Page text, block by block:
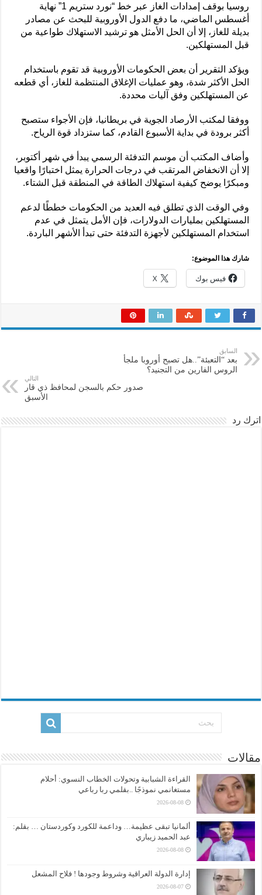
روسيا بوقف إمدادات الغاز عبر خط “نورد ستريم 1” نهاية
أغسطس الماضي، ما دفع الدول الأوروبية للبحث عن مصادر
بديلة للغاز، إلا أن الحل الأمثل هو ترشيد الاستهلاك طواعية من
قبل المستهلكين.
ويؤكد التقرير أن بعض الحكومات الأوروبية قد تقوم باستخدام
الحل الأكثر شدة، وهو عمليات الإغلاق المنتظمة للغاز، أي قطعه
عن المستهلكين وفق آليات محددة.
ووفقا لمكتب الأرصاد الجوية في بريطانيا، فإن الأجواء ستصبح
أكثر برودة في بداية الأسبوع القادم، كما ستزداد قوة الرياح.
وأضاف المكتب أن موسم التدفئة الرسمي يبدأ في شهر أكتوبر،
إلا أن الانخفاض المرتقب في درجات الحرارة يمثل اختبارًا واقعيا
ومبكرًا يوضح كيفية استهلاك الطاقة في المنطقة قبل الشتاء.
وفي الوقت الذي تطلق فيه العديد من الحكومات خططًا لدعم
المستهلكين بمليارات الدولارات، فإن الأمل يتمثل في عدم
استخدام المستهلكين لأجهزة التدفئة حتى تبدأ الأشهر الباردة.
شارك هذا الموضوع:
فيس بوك X
السابق
بعد “التعبئة”..هل تصبح أوروبا ملجأ
الروس الفارين من التجنيد؟
التالي
صدور حكم بالسجن لمحافظ ذي قار
الأسبق
اترك رد
مقالات
القراءة الشبابية وتحولات الخطاب النسوي: أحلام
مستغانمي نموذجًا ..بقلمي ربا رباعي
2026-08-08
ألمانيا تبقى عظيمة… وداعمة للكورد وكوردستان … بقلم:
عبد الحميد زيباري
2026-08-08
إدارة الدولة العراقية وشروط وجودها ! فلاح المشعل
2026-08-07